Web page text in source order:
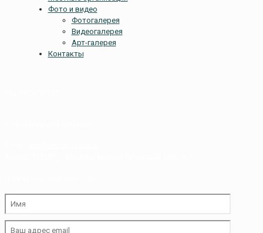
Фото и видео
Фотогалерея
Видеогалерея
Арт-галерея
Контакты